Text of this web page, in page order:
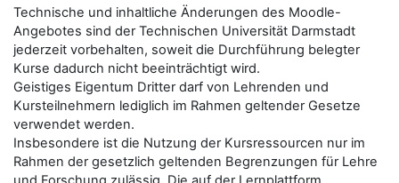
Technische und inhaltliche Änderungen des Moodle-
Angebotes sind der Technischen Universität Darmstadt
jederzeit vorbehalten, soweit die Durchführung belegter
Kurse dadurch nicht beeinträchtigt wird.
Geistiges Eigentum Dritter darf von Lehrenden und
Kursteilnehmern lediglich im Rahmen geltender Gesetze
verwendet werden.
Insbesondere ist die Nutzung der Kursressourcen nur im
Rahmen der gesetzlich geltenden Begrenzungen für Lehre